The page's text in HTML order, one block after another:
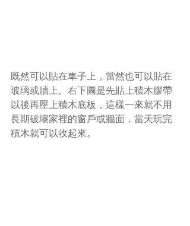
既然可以貼在車子上，當然也可以貼在
玻璃或牆上。右下圖是先貼上積木膠帶
以後再壓上積木底板，這樣一來就不用
長期破壞家裡的窗戶或牆面，當天玩完
積木就可以收起來。